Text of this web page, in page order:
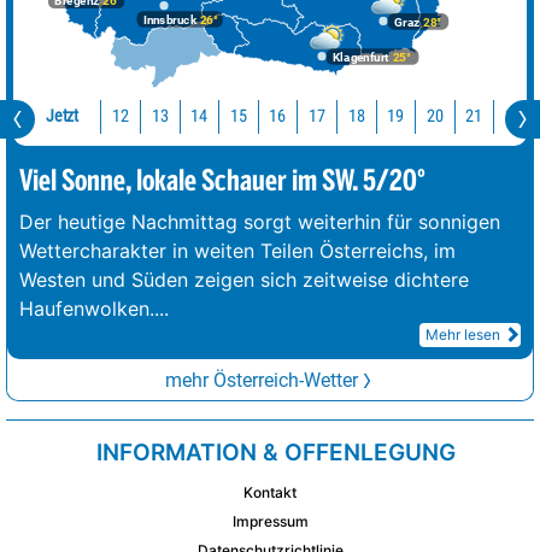
Graz28°
Innsbruck26°
Klagenfurt 25°
Jetzt 12 13 14 15 16 17 18 19 20 21 22
Viel Sonne, lokale Schauer im SW. 5/20°
Der heutige Nachmittag sorgt weiterhin für sonnigen
Wettercharakter in weiten Teilen Österreichs, im
Westen und Süden zeigen sich zeitweise dichtere
Haufenwolken....
Mehr lesen
mehr Österreich-Wetter
INFORMATION & OFFENLEGUNG
Kontakt
Impressum